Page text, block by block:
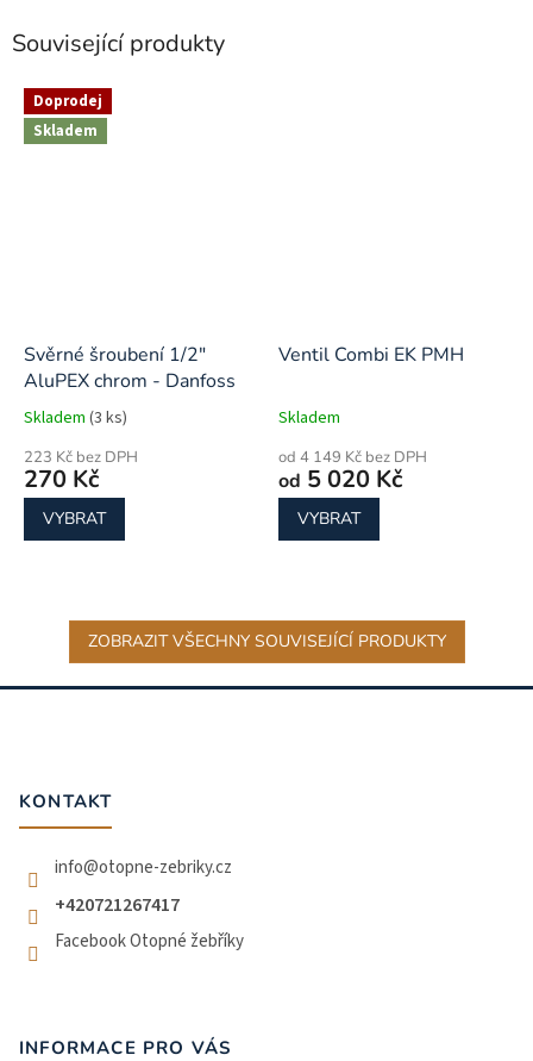
Související produkty
Doprodej
Skladem
Svěrné šroubení 1/2"
AluPEX chrom - Danfoss
Skladem (3 ks)
223 Kč bez DPH
270 Kč
VYBRAT
Ventil Combi EK PMH
Skladem
od 4 149 Kč bez DPH
od 5 020 Kč
VYBRAT
ZOBRAZIT VŠECHNY SOUVISEJÍCÍ PRODUKTY
Z
KONTAKT
info@otopne-zebriky.cz
+420721267417
Facebook Otopné žebříky
INFORMACE PRO VÁS